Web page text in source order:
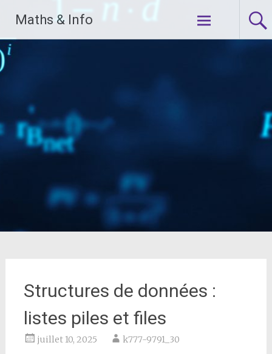
contenu
principal
Maths & Info
Structures de données :
listes piles et files
juillet 10, 2025 k777-9791_30